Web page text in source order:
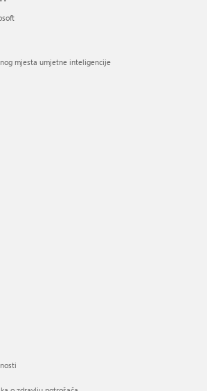
mjesta umjetne inteligencije